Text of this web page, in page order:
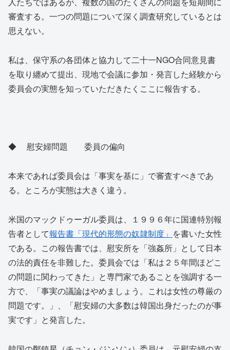
審査する。一つの問題について深く調査研究しているとは
思えない。
私は、保守系の各団体と協力して二十一NGO合同意見書
を取り纏めて提出、現地で会議に参加・発言した経験から
委員会の実態を知っていただきたくここに報告する。
◆ 慰安婦問題 委員の偏向
本来であれば委員会は「事実を基に」で審査すべきであ
る。ところが実態は大きく違う。
米国のマックドゥーガル委員は、１９９６年に国連特別報
告者として報告書「現代的形態の奴隷制度」 を書いた女性
である。この報告書では、慰安所を「強姦所」として日本
の法的責任を非難した。委員会では「私は２５年間ほどこ
の問題に関わってきた」と専門家であることを強調する一
方で、「事実の議論はやめましょう。これは女性の尊厳の
問題です。」、「慰安婦の大多数は韓国出身だったのが事
実です」と発言した。